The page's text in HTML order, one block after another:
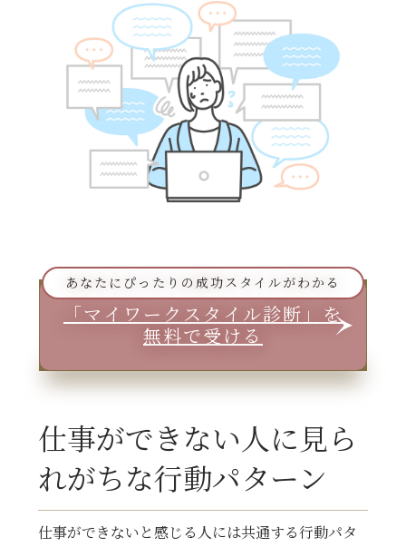
「マイワークスタイル診断」を
無料で受ける
あなたにぴったりの成功スタイルがわかる
仕事ができない人に見ら
れがちな行動パターン
仕事ができないと感じる人には共通する行動パタ